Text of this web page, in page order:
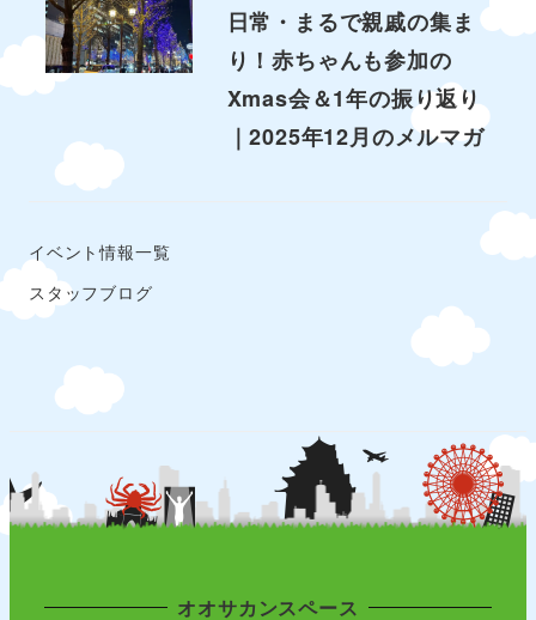
日常・まるで親戚の集ま
り！赤ちゃんも参加の
Xmas会＆1年の振り返り
｜2025年12月のメルマガ
イベント情報一覧
スタッフブログ
オオサカンスペース